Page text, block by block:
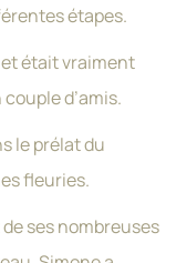
étapes.
et était vraiment
d’amis.
le prélat du
fleuries.
ses nombreuses